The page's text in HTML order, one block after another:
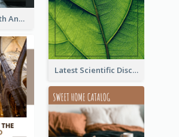
All About Health And Wellness Booklet
Latest Scientific Discoveries Booklet